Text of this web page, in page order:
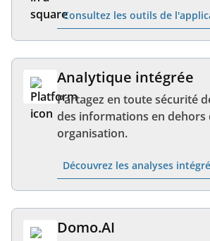
Consultez les outils de
Analytique intégrée
Partagez en toute sécurité
des informations en dehors
organisation.
Découvrez les analyses
Domo.AI